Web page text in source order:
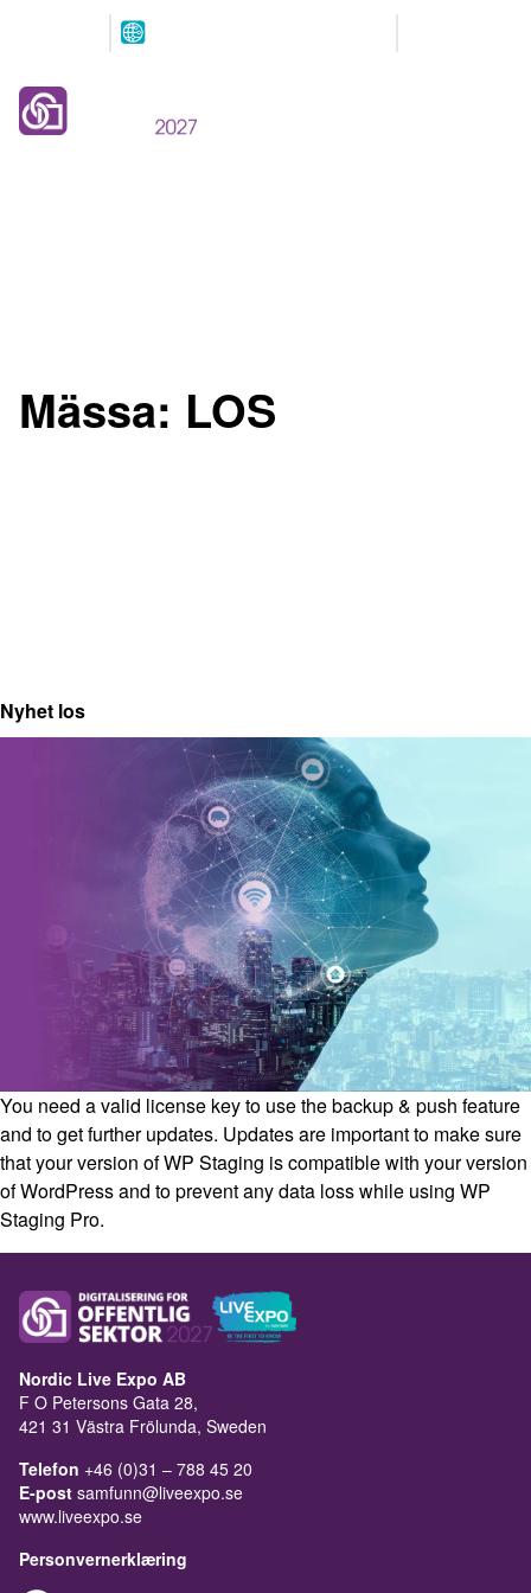
Mässa: LOS
Nyhet los
You need a valid license key to use the backup & push feature
and to get further updates. Updates are important to make sure
that your version of WP Staging is compatible with your version
of WordPress and to prevent any data loss while using WP
Staging Pro.
Nordic Live Expo AB
F O Petersons Gata 28,
421 31 Västra Frölunda, Sweden
Telefon +46 (0)31 – 788 45 20
E-post samfunn@liveexpo.se
www.liveexpo.se
Personvernerklæring